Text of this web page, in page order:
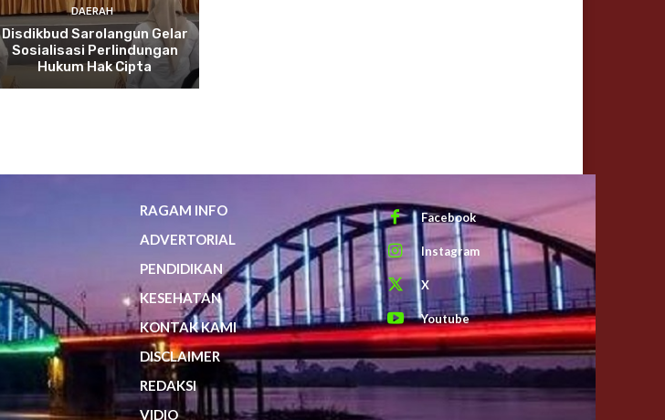
DAERAH
Disdikbud Sarolangun Gelar
Sosialisasi Perlindungan
Hukum Hak Cipta
RAGAM INFO
ADVERTORIAL
PENDIDIKAN
KESEHATAN
KONTAK KAMI
DISCLAIMER
REDAKSI
VIDIO
Facebook
Instagram
X
Youtube